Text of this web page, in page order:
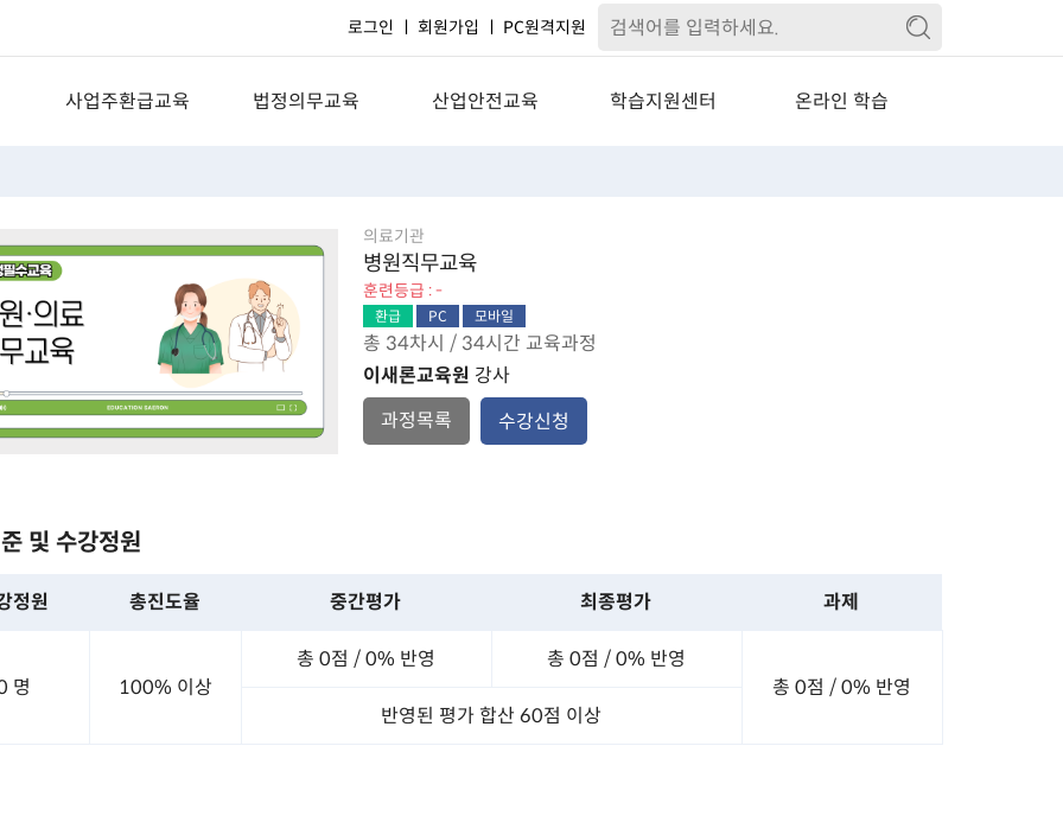
로그인 회원가입 PC원격지원
사업주환급교육 법정의무교육 산업안전교육 학습지원센터 온라인 학습
비즈니스스킬
일반사무행정
장기요양기관
신규채용자 교육
의료기관
병원직무교육
훈련등급 : -
환급 PC 모바일
총 34차시 / 34시간 교육과정
이새론교육원 강사
과정목록
수강신청
및 수강정원
정원 총진도율 중간평가 최종평가 과제
명 100% 이상
총 0점 /0% 반영 총 0점 /0% 반영
총 0점 /0% 반영
반영된 평가 합산 60점 이상